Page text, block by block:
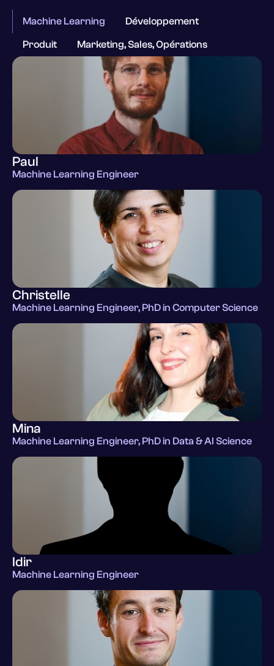
Machine Learning
Développement
Produit
Marketing, Sales, Opérations
Paul
Machine Learning Engineer
Christelle
Machine Learning Engineer, PhD in Computer Science
Mina
Machine Learning Engineer, PhD in Data & AI Science
Idir
Machine Learning Engineer